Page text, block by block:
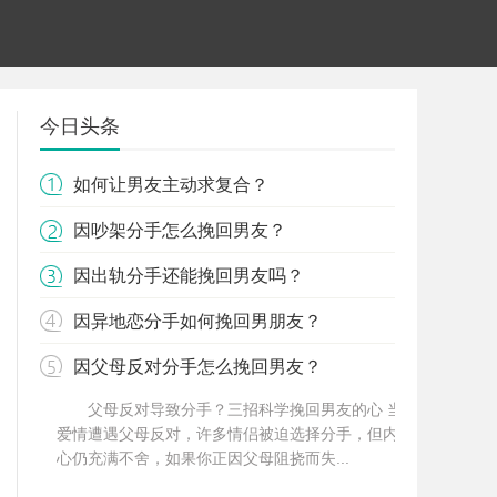
今日头条
如何让男友主动求复合？
因吵架分手怎么挽回男友？
因出轨分手还能挽回男友吗？
因异地恋分手如何挽回男朋友？
因父母反对分手怎么挽回男友？
父母反对导致分手？三招科学挽回男友的心 当
爱情遭遇父母反对，许多情侣被迫选择分手，但内
心仍充满不舍，如果你正因父母阻挠而失...